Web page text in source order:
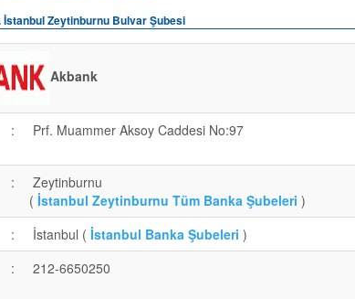
İstanbul Zeytinburnu Bulvar Şubesi
Akbank
: Prf. Muammer Aksoy Caddesi No:97
:
Zeytinburnu
( İstanbul Zeytinburnu Tüm Banka Şubeleri )
: İstanbul ( İstanbul Banka Şubeleri )
: 212-6650250